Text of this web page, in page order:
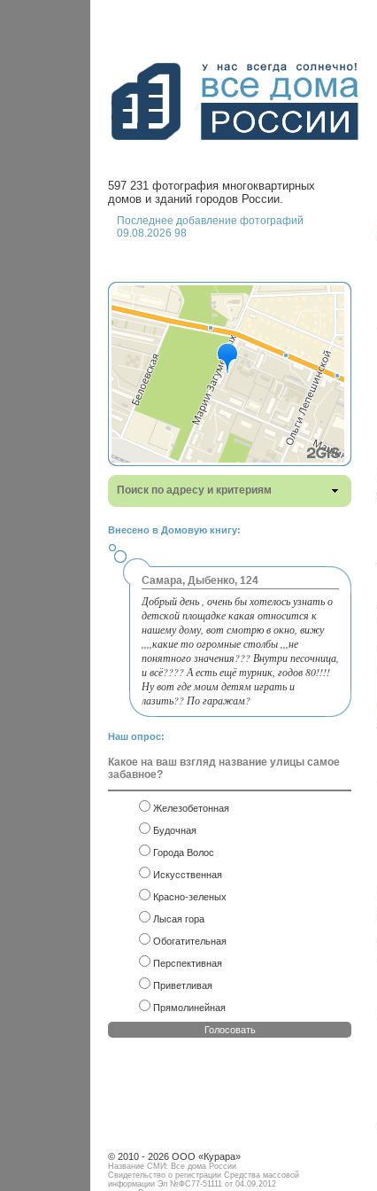
597 231 фотография многоквартирных
домов и зданий городов России.
Последнее добавление фотографий
09.08.2026 98
Поиск по адресу и критериям
Внесено в Домовую книгу:
Самара, Дыбенко, 124
Добрый день , очень бы хотелось узнать о
детской площадке какая относится к
нашему дому, вот смотрю в окно, вижу
,,,,какие то огромные столбы ,,,не
понятного значения??? Внутри песочница,
и всё???? А есть ещё турник, годов 80!!!!
Ну вот где моим детям играть и
лазить?? По гаражам?
Наш опрос:
Какое на ваш взгляд название улицы самое
забавное?
Железобетонная
Будочная
Города Волос
Искусственная
Красно-зеленых
Лысая гора
Обогатительная
Перспективная
Приветливая
Прямолинейная
Голосовать
© 2010 - 2026 ООО «Курара»
Название СМИ: Все дома России
Свидетельство о регистрации Средства массовой
информации Эл №ФC77-51111 от 04.09.2012